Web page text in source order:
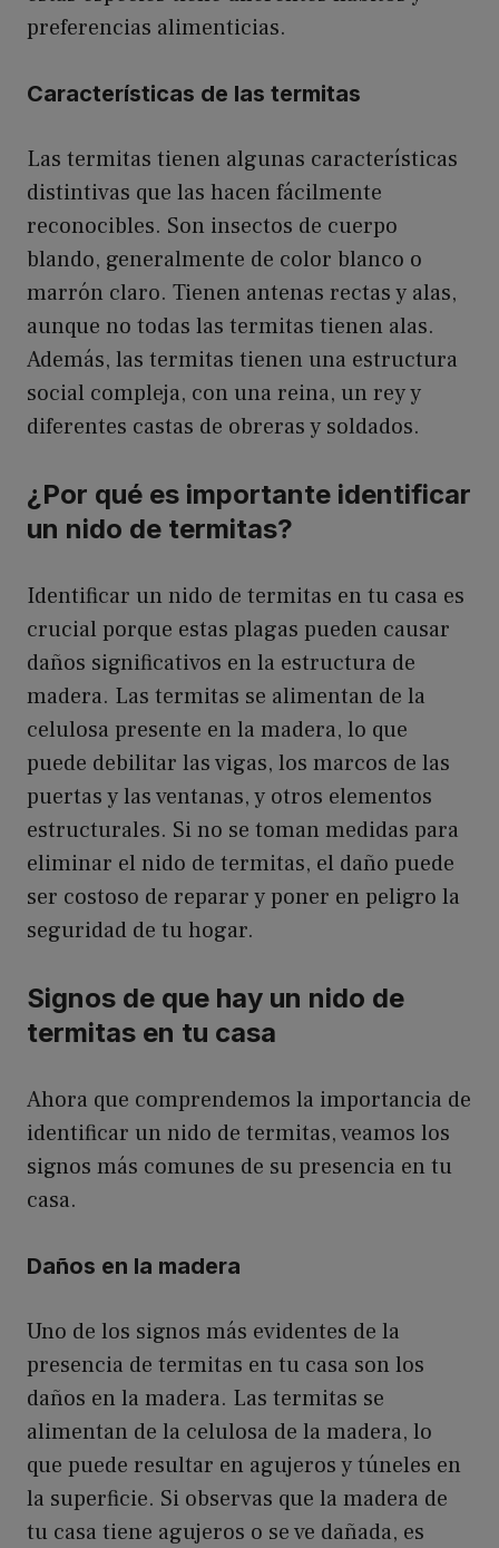
preferencias alimenticias.
Características de las termitas
Las termitas tienen algunas características
distintivas que las hacen fácilmente
reconocibles. Son insectos de cuerpo
blando, generalmente de color blanco o
marrón claro. Tienen antenas rectas y alas,
aunque no todas las termitas tienen alas.
Además, las termitas tienen una estructura
social compleja, con una reina, un rey y
diferentes castas de obreras y soldados.
¿Por qué es importante identificar
un nido de termitas?
Identificar un nido de termitas en tu casa es
crucial porque estas plagas pueden causar
daños significativos en la estructura de
madera. Las termitas se alimentan de la
celulosa presente en la madera, lo que
puede debilitar las vigas, los marcos de las
puertas y las ventanas, y otros elementos
estructurales. Si no se toman medidas para
eliminar el nido de termitas, el daño puede
ser costoso de reparar y poner en peligro la
seguridad de tu hogar.
Signos de que hay un nido de
termitas en tu casa
Ahora que comprendemos la importancia de
identificar un nido de termitas, veamos los
signos más comunes de su presencia en tu
casa.
Daños en la madera
Uno de los signos más evidentes de la
presencia de termitas en tu casa son los
daños en la madera. Las termitas se
alimentan de la celulosa de la madera, lo
que puede resultar en agujeros y túneles en
la superficie. Si observas que la madera de
tu casa tiene agujeros o se ve dañada, es